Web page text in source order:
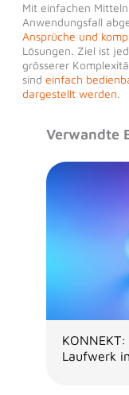
Mit einfachen
Anwendungsfall
Ansprüche und
Lösungen. Ziel ist
grösserer
sind einfach
dargestellt werden.
Verwandte
Laufwerk